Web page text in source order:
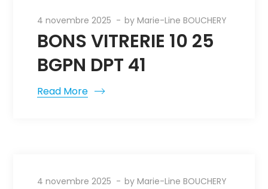
4 novembre 2025 byMarie-Line BOUCHERY
BONS VITRERIE 10 25
BGPN DPT 41
Read More
4 novembre 2025 byMarie-Line BOUCHERY